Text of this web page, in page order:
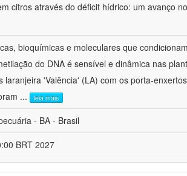
citros através do déficit hídrico: um avanço no
bioquímicas e moleculares que
do DNA é sensível e dinâmica nas
'Valência' (LA) com os porta-enxertos
... leia mais
- BA - Brasil
BRT 2027